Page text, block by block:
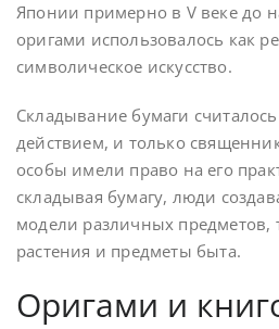
Японии примерно в V веке до
оригами использовалось как
символическое искусство.
Складывание бумаги
действием, и только
особы имели право на его
складывая бумагу, люди
модели различных предметов,
растения и предметы быта.
Оригами и